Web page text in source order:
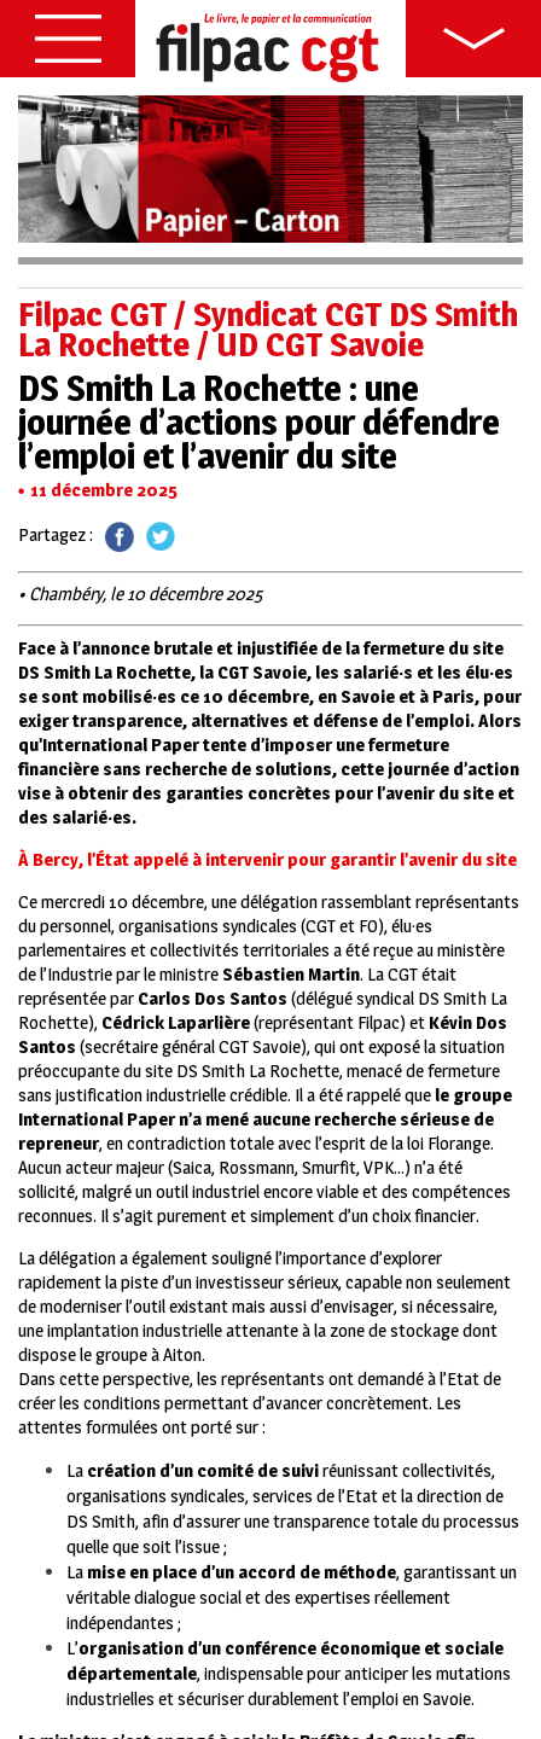
Filpac CGT / Syndicat CGT DS Smith
La Rochette / UD CGT Savoie
DS Smith La Rochette : une
journée d’actions pour défendre
l’emploi et l’avenir du site
11 décembre 2025
Partagez :
• Chambéry, le 10 décembre 2025
Face à l’annonce brutale et injustifiée de la fermeture du site
DS Smith La Rochette, la CGT Savoie, les salarié·s et les élu·es
se sont mobilisé·es ce 10 décembre, en Savoie et à Paris, pour
exiger transparence, alternatives et défense de l’emploi. Alors
qu’International Paper tente d’imposer une fermeture
financière sans recherche de solutions, cette journée d’action
vise à obtenir des garanties concrètes pour l’avenir du site et
des salarié·es.
À Bercy, l’État appelé à intervenir pour garantir l’avenir du site
Ce mercredi 10 décembre, une délégation rassemblant représentants
du personnel, organisations syndicales (CGT et FO), élu·es
parlementaires et collectivités territoriales a été reçue au ministère
de l’Industrie par le ministre Sébastien Martin. La CGT était
représentée par Carlos Dos Santos (délégué syndical DS Smith La
Rochette), Cédrick Laparlière(représentant Filpac) et Kévin Dos
Santos (secrétaire général CGT Savoie), qui ont exposé la situation
préoccupante du site DS Smith La Rochette, menacé de fermeture
sans justification industrielle crédible. Il a été rappelé que le groupe
International Paper n’a mené aucune recherche sérieuse de
repreneur, en contradiction totale avec l’esprit de la loi Florange.
Aucun acteur majeur (Saica, Rossmann, Smurfit, VPK…) n’a été
sollicité, malgré un outil industriel encore viable et des compétences
reconnues. Il s’agit purement et simplement d’un choix financier.
La délégation a également souligné l’importance d’explorer
rapidement la piste d’un investisseur sérieux, capable non seulement
de moderniser l’outil existant mais aussi d’envisager, si nécessaire,
une implantation industrielle attenante à la zone de stockage dont
dispose le groupe à Aiton.
Dans cette perspective, les représentants ont demandé à l’Etat de
créer les conditions permettant d’avancer concrètement. Les
attentes formulées ont porté sur :
La création d’un comité de suiviréunissant collectivités,
organisations syndicales, services de l’Etat et la direction de
DS Smith, afin d’assurer une transparence totale du processus
quelle que soit l’issue ;
Lamise en place d’un accord de méthode, garantissant un
véritable dialogue social et des expertises réellement
indépendantes ;
L’organisation d’un conférence économique et sociale
départementale, indispensable pour anticiper les mutations
industrielles et sécuriser durablement l’emploi en Savoie.